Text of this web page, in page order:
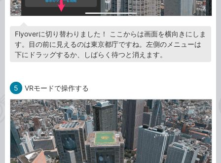
Flyoverに切り替わりました！ ここからは画面を横向きにしま
す。目の前に見えるのは東京都庁ですね。左側のメニューは
下にドラッグするか、しばらく待つと消えます。
5 VRモードで操作する